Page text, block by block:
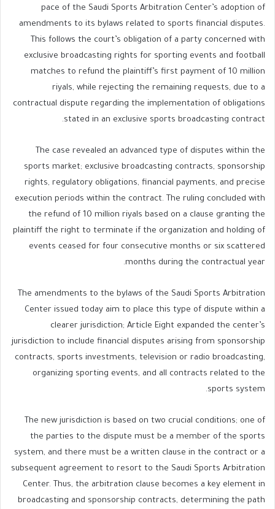
pace of the Saudi Sports Arbitration Center’s adoption of
amendments to its bylaws related to sports financial disputes.
This follows the court’s obligation of a party concerned with
exclusive broadcasting rights for sporting events and football
matches to refund the plaintiff’s first payment of 10 million
riyals, while rejecting the remaining requests, due to a
contractual dispute regarding the implementation of obligations
stated in an exclusive sports broadcasting contract.
The case revealed an advanced type of disputes within the
sports market; exclusive broadcasting contracts, sponsorship
rights, regulatory obligations, financial payments, and precise
execution periods within the contract. The ruling concluded with
the refund of 10 million riyals based on a clause granting the
plaintiff the right to terminate if the organization and holding of
events ceased for four consecutive months or six scattered
months during the contractual year.
The amendments to the bylaws of the Saudi Sports Arbitration
Center issued today aim to place this type of dispute within a
clearer jurisdiction; Article Eight expanded the center’s
jurisdiction to include financial disputes arising from sponsorship
contracts, sports investments, television or radio broadcasting,
organizing sporting events, and all contracts related to the
sports system.
The new jurisdiction is based on two crucial conditions; one of
the parties to the dispute must be a member of the sports
system, and there must be a written clause in the contract or a
subsequent agreement to resort to the Saudi Sports Arbitration
Center. Thus, the arbitration clause becomes a key element in
broadcasting and sponsorship contracts, determining the path